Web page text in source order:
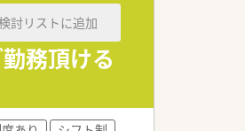
務頂ける
討リストに追加